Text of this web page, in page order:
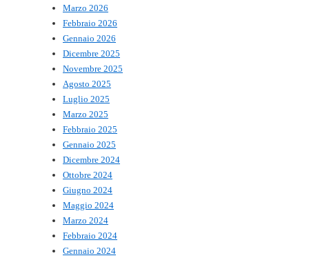
Marzo 2026
Febbraio 2026
Gennaio 2026
Dicembre 2025
Novembre 2025
Agosto 2025
Luglio 2025
Marzo 2025
Febbraio 2025
Gennaio 2025
Dicembre 2024
Ottobre 2024
Giugno 2024
Maggio 2024
Marzo 2024
Febbraio 2024
Gennaio 2024